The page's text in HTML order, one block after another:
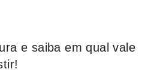
e saiba em qual vale